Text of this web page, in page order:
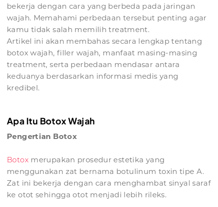
bekerja dengan cara yang berbeda pada jaringan
wajah. Memahami perbedaan tersebut penting agar
kamu tidak salah memilih treatment.
Artikel ini akan membahas secara lengkap tentang
botox wajah, filler wajah, manfaat masing-masing
treatment, serta perbedaan mendasar antara
keduanya berdasarkan informasi medis yang
kredibel.
Apa Itu Botox Wajah
Pengertian Botox
Botox merupakan prosedur estetika yang
menggunakan zat bernama botulinum toxin tipe A.
Zat ini bekerja dengan cara menghambat sinyal saraf
ke otot sehingga otot menjadi lebih rileks.